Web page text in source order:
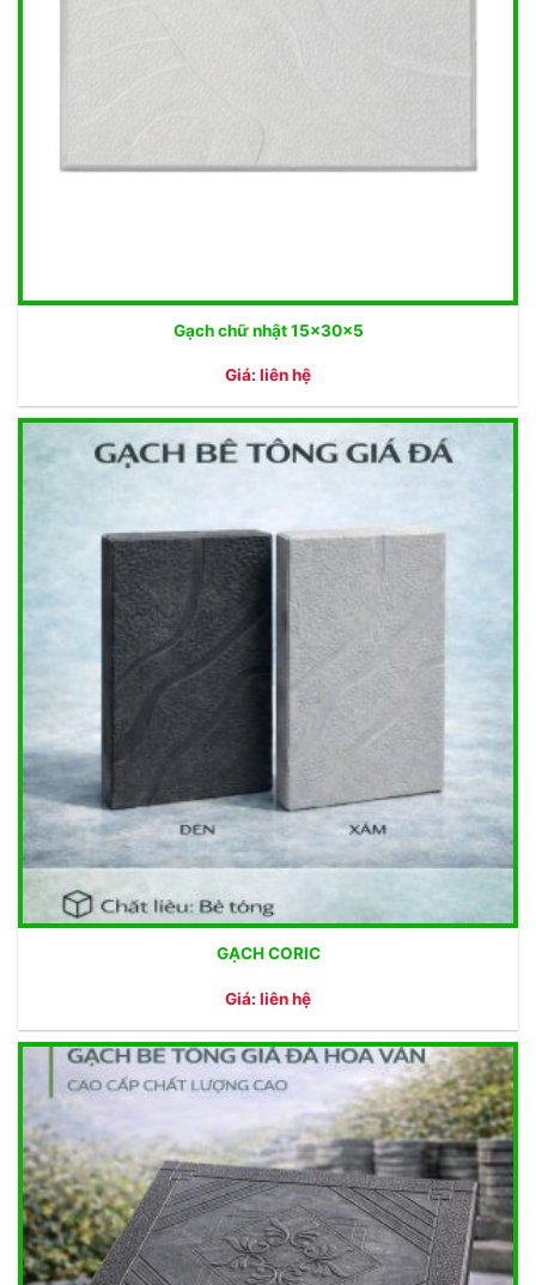
Gạch chữ nhật 15x30x5
Giá: liên hệ
GẠCH CORIC
Giá: liên hệ